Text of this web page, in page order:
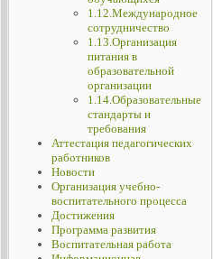
1.12.Международное
сотрудничество
1.13.Организация
питания в
образовательной
организации
1.14.Образовательные
стандарты и
требования
Аттестация педагогических
работников
Новости
Организация учебно-
воспитательного процесса
Достижения
Программа развития
Воспитательная работа